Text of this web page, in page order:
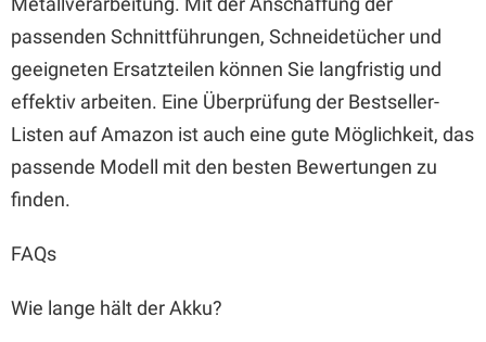
passenden Schnittführungen, Schneidetücher und
geeigneten Ersatzteilen können Sie langfristig und
effektiv arbeiten. Eine Überprüfung der Bestseller-
Listen auf Amazon ist auch eine gute Möglichkeit, das
passende Modell mit den besten Bewertungen zu
finden.
FAQs
Wie lange hält der Akku?